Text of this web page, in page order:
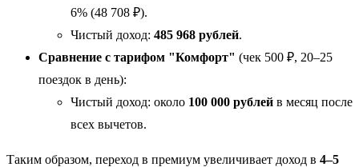
6% (48 708 ₽).
Чистый доход: 485 968 рублей.
Сравнение с тарифом "Комфорт" (чек 500 ₽, 20–25
поездок в день):
Чистый доход: около 100 000 рублей в месяц после
всех вычетов.
Таким образом, переход в премиум увеличивает доход в 4–5